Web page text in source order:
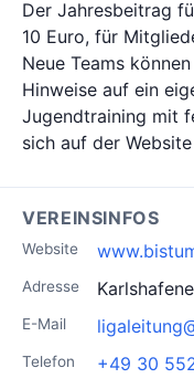
Der Jahresbeitrag
10 Euro, für
Neue Teams
Hinweise auf ein
Jugendtraining mit
sich auf der
VEREINSINFOS
Website
Adresse
E-Mail
Telefon +49 30